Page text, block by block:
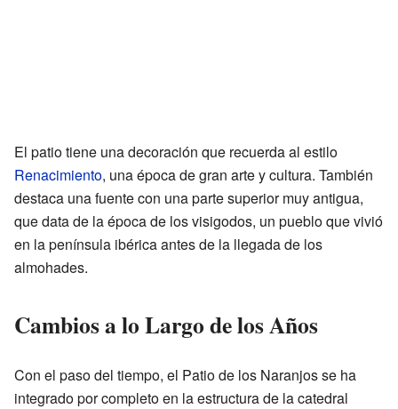
El patio tiene una decoración que recuerda al estilo
Renacimiento, una época de gran arte y cultura. También
destaca una fuente con una parte superior muy antigua,
que data de la época de los visigodos, un pueblo que vivió
en la península ibérica antes de la llegada de los
almohades.
Cambios a lo Largo de los Años
Con el paso del tiempo, el Patio de los Naranjos se ha
integrado por completo en la estructura de la catedral